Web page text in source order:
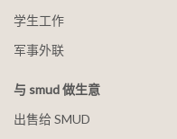
学生工作
军事外联
与 smud 做生意
出售给 SMUD